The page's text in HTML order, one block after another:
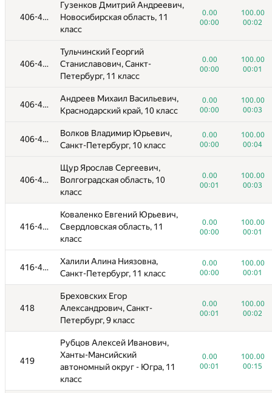
406-415
Гузенков Дмитрий Андреевич,
Новосибирская область, 11
класс
0.00
00:00
100.00
00:02
406-415
Тульчинский Георгий
Станиславович, Санкт-
Петербург, 11 класс
0.00
00:00
100.00
00:01
406-415
Андреев Михаил Васильевич,
Краснодарский край, 10 класс
0.00
00:00
100.00
00:03
406-415
Волков Владимир Юрьевич,
Санкт-Петербург, 10 класс
0.00
00:00
100.00
00:04
406-415
Щур Ярослав Сергеевич,
Волгоградская область, 10
класс
0.00
00:01
100.00
00:03
416-417
Коваленко Евгений Юрьевич,
Свердловская область, 11
класс
0.00
00:00
100.00
00:01
416-417
Халили Алина Ниязовна,
Санкт-Петербург, 11 класс
0.00
00:00
100.00
00:01
418
Бреховских Егор
Александрович, Санкт-
Петербург, 9 класс
0.00
00:01
100.00
00:02
419
Рубцов Алексей Иванович,
Ханты-Мансийский
автономный округ - Югра, 11
класс
0.00
00:01
100.00
00:15